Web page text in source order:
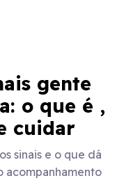
gente
o que é ,
cuidar
sinais e o que dá
acompanhamento